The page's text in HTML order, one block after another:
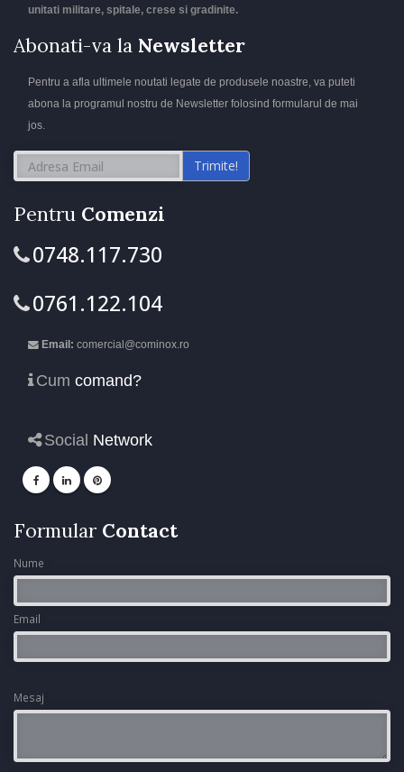
unitati militare, spitale, crese si gradinite.
Abonati-va la Newsletter
Pentru a afla ultimele noutati legate de produsele noastre, va puteti
abona la programul nostru de Newsletter folosind formularul de mai
jos.
Trimite!
Pentru Comenzi
0748.117.730
0761.122.104
Email: comercial@cominox.ro
Cum comand?
Social Network
Formular Contact
Nume
Email
Mesaj